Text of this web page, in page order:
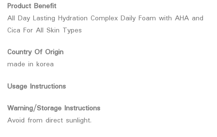
Product Benefit
All Day Lasting Hydration Complex Daily Foam with AHA and
Cica For All Skin Types
Country Of Origin
made in korea
Usage Instructions
Warning/Storage Instructions
Avoid from direct sunlight.